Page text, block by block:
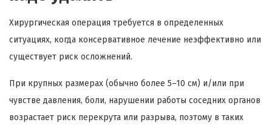
Хирургическая операция требуется в определенных
ситуациях, когда консервативное лечение неэффективно или
существует риск осложнений.
При крупных размерах (обычно более 5–10 см) и/или при
чувстве давления, боли, нарушении работы соседних органов
возрастает риск перекрута или разрыва, поэтому в таких